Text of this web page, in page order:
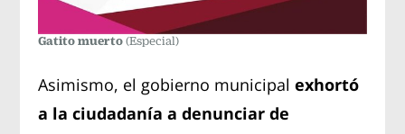
Gatito muerto(Especial)
Asimismo, el gobierno municipalexhortó
a la ciudadanía a denunciar de